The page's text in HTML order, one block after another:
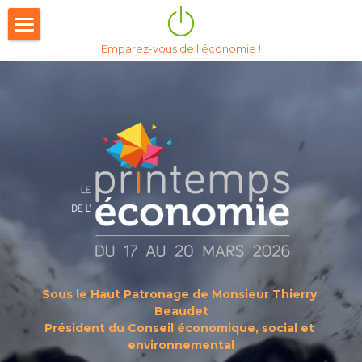
Emparez-vous de l'économie !
Nous soutenir
Behind the scene
Le Mag'
Tribunes
Historique
13è édition 2025
12è Edition 2024
À propos
Notre vocation
Sous le Haut Patronage de Monsieur Thierry
Beaudet
Président du Conseil économique, social et
environnemental
LES CATÉGORIES DE LA BOUTIQUE